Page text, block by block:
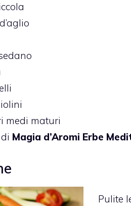
medi maturi
Magia d’Aromi Erbe
Pulite